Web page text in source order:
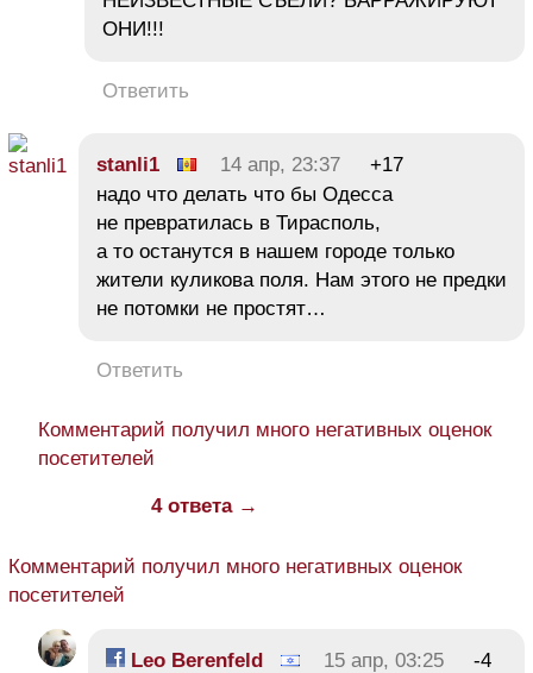
ОНИ!!!
Ответить
stanli1 14 апр, 23:37
+17
надо что делать что бы Одесса
не превратилась в Тирасполь,
а то останутся в нашем городе только
жители куликова поля. Нам этого не предки
не потомки не простят…
Ответить
Комментарий получил много негативных оценок
посетителей
4 ответа →
Комментарий получил много негативных оценок
посетителей
Leo Berenfeld 15 апр, 03:25 -4